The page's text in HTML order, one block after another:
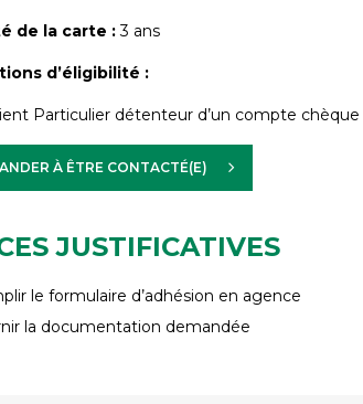
de la carte :3 ans
d’éligibilité :
Particulier détenteur d’un compte
À ÊTRE CONTACTÉ(E)
JUSTIFICATIVES
le formulaire d’adhésion en agence
la documentation demandée